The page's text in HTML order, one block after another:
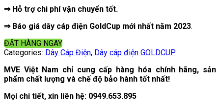
⇒ Hỗ trợ chi phí vận chuyển tốt.
⇒ Báo giá dây cáp điện GoldCup mới nhất năm 2023.
ĐẶT HÀNG NGAY
Categories: Dây Cáp Điện, Dây cáp điện GOLDCUP
MVE Việt Nam chỉ cung cấp hàng hóa chính hãng, sản
phẩm chất lượng và chế độ bảo hành tốt nhất!
Mọi chi tiết, xin liên hệ: 0949.653.895